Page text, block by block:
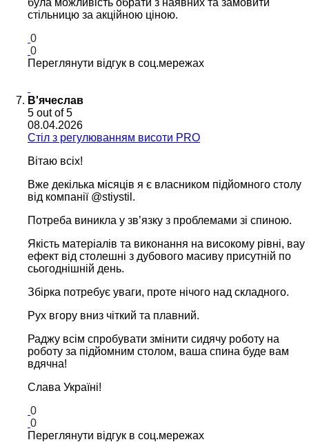
стільницю за акційною ціною.
0
0
Переглянути відгук в соц.мережах
В'ячеслав
5 out of 5
08.04.2026
Cтіл з регулюванням висоти PRO
Вітаю всіх!
Вже декілька місяців я є власником підйомного столу
від компанії @stiystil.
Потреба виникла у зв’язку з проблемами зі спиною.
Якість матеріалів та виконання на високому рівні, вау
ефект від столешні з дубового масиву присутній по
сьогоднішній день.
Збірка потребує уваги, проте нічого над складного.
Рух вгору вниз чіткий та плавний.
Раджу всім спробувати змінити сидячу роботу на
роботу за підйомним столом, ваша спина буде вам
вдячна!
Слава Україні!
0
0
Переглянути відгук в соц.мережах